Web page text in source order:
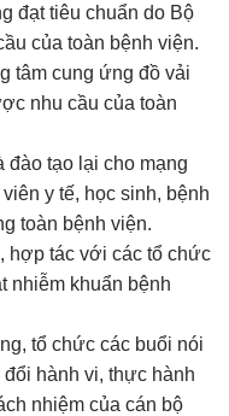
đạt tiêu chuẩn do Bộ
của toàn bệnh viện.
tâm cung ứng đồ vải
nhu cầu của toàn
tạo lại cho mạng
y tế, học sinh, bệnh
toàn bệnh viện.
tác với các tổ chức
nhiễm khuẩn bệnh
tổ chức các buổi nói
hành vi, thực hành
nhiệm của cán bộ